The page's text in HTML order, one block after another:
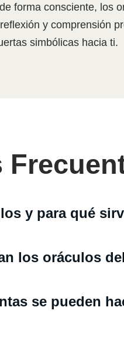
forma consciente, los
y comprensión
simbólicas hacia ti.
y para qué
los oráculos
se pueden